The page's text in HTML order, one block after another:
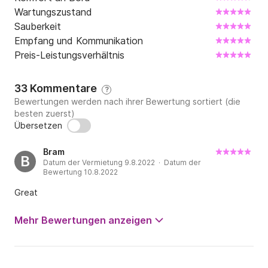
Wenn Sie Fragen haben, können Sie mich für weitere
Informationen auf der Plattform Click&Boat
kontaktieren.
Bis bald!
Wartungszustand
Sauberkeit
Empfang und Kommunikation
Preis-Leistungsverhältnis
33 Kommentare ?
Bewertungen werden nach ihrer Bewertung sortiert (die
besten zuerst)
Übersetzen
B
Bram
Datum der Vermietung 9.8.2022 · Datum der
Bewertung 10.8.2022
Great
Mehr Bewertungen anzeigen